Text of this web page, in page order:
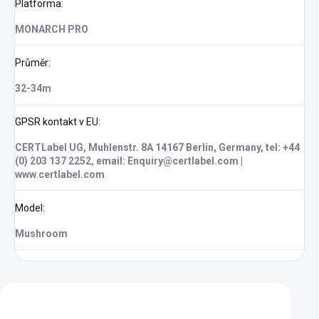
Platforma:
MONARCH PRO
Průměr:
32-34m
GPSR kontakt v EU:
CERTLabel UG, Muhlenstr. 8A 14167 Berlin, Germany, tel: +44
(0) 203 137 2252, email: Enquiry@certlabel.com |
www.certlabel.com
Model :
Mushroom